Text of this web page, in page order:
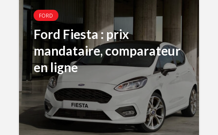
FORD
Ford Fiesta : prix
mandataire, comparateur
en ligne